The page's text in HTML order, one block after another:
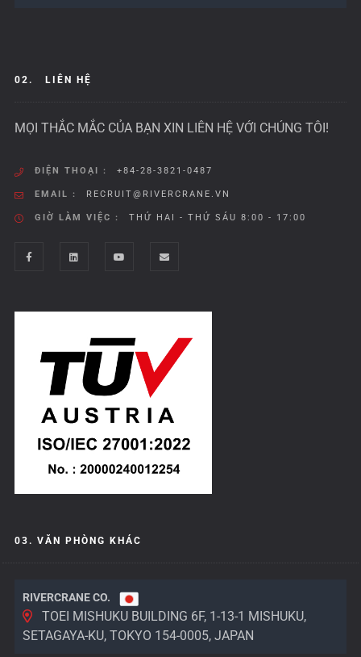
02. LIÊN HỆ
MỌI THẮC MẮC CỦA BẠN XIN LIÊN HỆ VỚI CHÚNG TÔI!
ĐIỆN THOẠI : +84-28-3821-0487
EMAIL : RECRUIT@RIVERCRANE.VN
GIỜ LÀM VIỆC : THỨ HAI - THỨ SÁU 8:00 - 17:00
03. VĂN PHÒNG KHÁC
RIVERCRANE CO.
TOEI MISHUKU BUILDING 6F, 1-13-1 MISHUKU,
SETAGAYA-KU, TOKYO 154-0005, JAPAN